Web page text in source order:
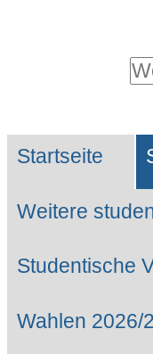
Website
Suche…
Sektionen
Startseite
Weitere
Studentische
Wahlen 2026/